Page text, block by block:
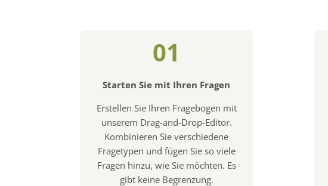
01
Starten Sie mit Ihren Fragen
Erstellen Sie Ihren Fragebogen mit
unserem Drag-and-Drop-Editor.
Kombinieren Sie verschiedene
Fragetypen und fügen Sie so viele
Fragen hinzu, wie Sie möchten. Es
gibt keine Begrenzung.